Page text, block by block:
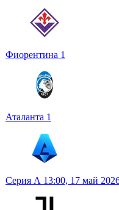
Фиорентина 1
Аталанта 1
Серия А 13:00, 17 май